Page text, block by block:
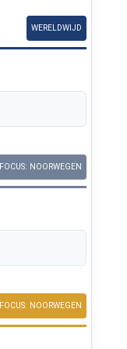
WERELDWIJD
FOCUS: NOORWEGEN
FOCUS: NOORWEGEN